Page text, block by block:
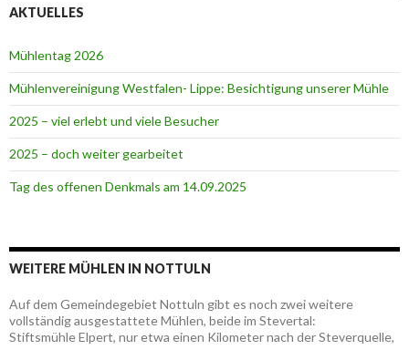
AKTUELLES
Mühlentag 2026
Mühlenvereinigung Westfalen- Lippe: Besichtigung unserer Mühle
2025 – viel erlebt und viele Besucher
2025 – doch weiter gearbeitet
Tag des offenen Denkmals am 14.09.2025
WEITERE MÜHLEN IN NOTTULN
Auf dem Gemeindegebiet Nottuln gibt es noch zwei weitere
vollständig ausgestattete Mühlen, beide im Stevertal:
Stiftsmühle Elpert, nur etwa einen Kilometer nach der Steverquelle,